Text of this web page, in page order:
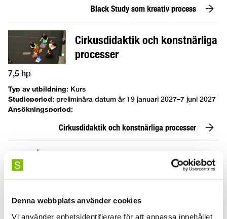
Denna webbplats använder cookies
Vi använder enhetsidentifierare för att anpassa innehållet
Black Study som kreativ process
Cirkusdidaktik och konstnärliga
processer
7,5 hp
Typ av utbildning: Kurs
Studieperiod: preliminära datum är 19 januari 2027–7 juni 2027
Ansökningsperiod:
Cirkusdidaktik och konstnärliga processer
Cirkusdisciplin: Kinesisk påle
Typ av utbildning